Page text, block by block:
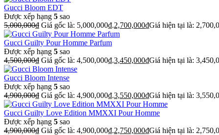
Gucci Bloom EDT
Được xếp hạng 5 sao
5,000,000₫ Giá gốc là: 5,000,000₫.2,700,000₫Giá hiện tại là:
Gucci Guilty Pour Homme Parfum
Được xếp hạng 5 sao
4,500,000₫ Giá gốc là: 4,500,000₫.3,450,000₫Giá hiện tại là:
Gucci Bloom Intense
Được xếp hạng 5 sao
4,900,000₫ Giá gốc là: 4,900,000₫.3,550,000₫Giá hiện tại là:
Gucci Guilty Love Edition MMXXI Pour Homme
Được xếp hạng 5 sao
4,900,000₫ Giá gốc là: 4,900,000₫.2,750,000₫Giá hiện tại là: